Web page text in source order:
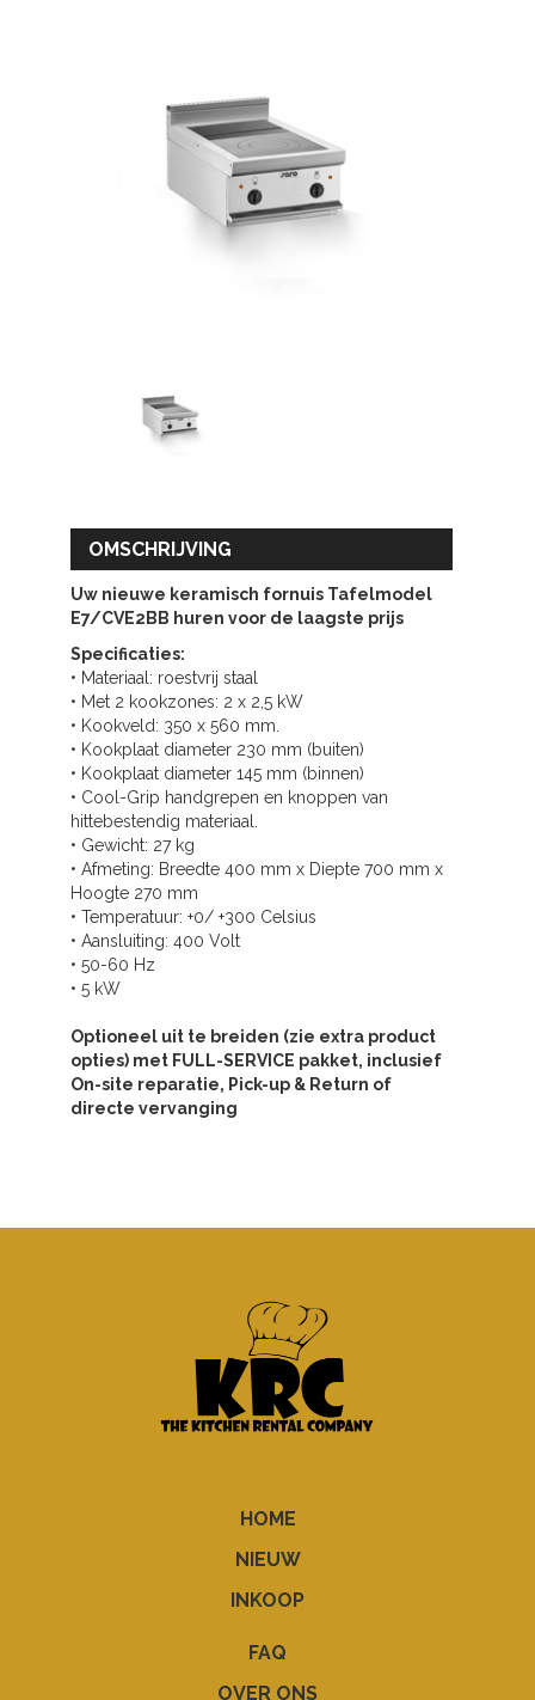
OMSCHRIJVING
Uw nieuwe keramisch fornuis Tafelmodel
E7/CVE2BB huren voor de laagste prijs
Specificaties:
• Materiaal: roestvrij staal
• Met 2 kookzones: 2 x 2,5 kW
• Kookveld: 350 x 560 mm.
• Kookplaat diameter 230 mm (buiten)
• Kookplaat diameter 145 mm (binnen)
• Cool-Grip handgrepen en knoppen van
hittebestendig materiaal.
• Gewicht: 27 kg
• Afmeting: Breedte 400 mm x Diepte 700 mm x
Hoogte 270 mm
• Temperatuur: +0/ +300 Celsius
• Aansluiting: 400 Volt
• 50-60 Hz
• 5 kW
Optioneel uit te breiden (zie extra product
opties) met FULL-SERVICE pakket, inclusief
On-site reparatie, Pick-up & Return of
directe vervanging
HOME
NIEUW
INKOOP
FAQ
OVER ONS